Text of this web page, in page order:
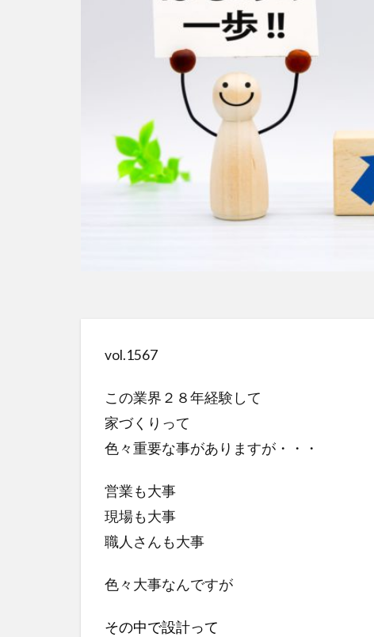
vol.1567
この業界２８年経験して
家づくりって
色々重要な事がありますが・・・
営業も大事
現場も大事
職人さんも大事
色々大事なんですが
その中で設計って